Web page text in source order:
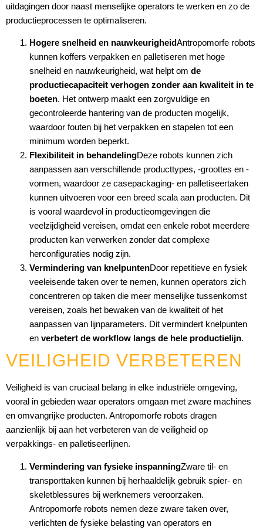
uitdagingen door naast menselijke operators te werken en zo de
productieprocessen te optimaliseren.
Hogere snelheid en nauwkeurigheidAntropomorfe robots
kunnen koffers verpakken en palletiseren met hoge
snelheid en nauwkeurigheid, wat helpt om de
productiecapaciteit verhogen zonder aan kwaliteit in te
boeten. Het ontwerp maakt een zorgvuldige en
gecontroleerde hantering van de producten mogelijk,
waardoor fouten bij het verpakken en stapelen tot een
minimum worden beperkt.
Flexibiliteit in behandelingDeze robots kunnen zich
aanpassen aan verschillende producttypes, -groottes en -
vormen, waardoor ze casepackaging- en palletiseertaken
kunnen uitvoeren voor een breed scala aan producten. Dit
is vooral waardevol in productieomgevingen die
veelzijdigheid vereisen, omdat een enkele robot meerdere
producten kan verwerken zonder dat complexe
herconfiguraties nodig zijn.
Vermindering van knelpuntenDoor repetitieve en fysiek
veeleisende taken over te nemen, kunnen operators zich
concentreren op taken die meer menselijke tussenkomst
vereisen, zoals het bewaken van de kwaliteit of het
aanpassen van lijnparameters. Dit vermindert knelpunten
en verbetert de workflow langs de hele productielijn.
VEILIGHEID VERBETEREN
Veiligheid is van cruciaal belang in elke industriële omgeving,
vooral in gebieden waar operators omgaan met zware machines
en omvangrijke producten. Antropomorfe robots dragen
aanzienlijk bij aan het verbeteren van de veiligheid op
verpakkings- en palletiseerlijnen.
Vermindering van fysieke inspanningZware til- en
transporttaken kunnen bij herhaaldelijk gebruik spier- en
skeletblessures bij werknemers veroorzaken.
Antropomorfe robots nemen deze zware taken over,
verlichten de fysieke belasting van operators en